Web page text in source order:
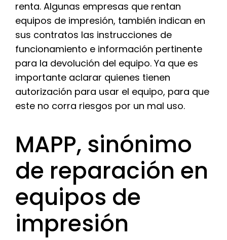
renta. Algunas empresas que rentan
equipos de impresión, también indican en
sus contratos las instrucciones de
funcionamiento e información pertinente
para la devolución del equipo. Ya que es
importante aclarar quienes tienen
autorización para usar el equipo, para que
este no corra riesgos por un mal uso.
MAPP, sinónimo
de reparación en
equipos de
impresión